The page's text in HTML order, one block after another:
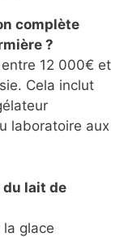
complète
?
12 000€ et
Cela inclut
laboratoire aux
du lait de
glace